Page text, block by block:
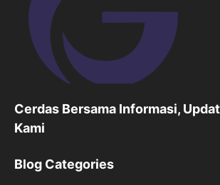
Cerdas Bersama Informasi,
Kami
Blog Categories